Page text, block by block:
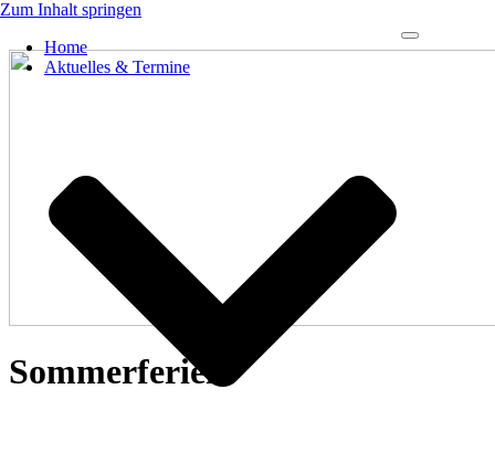
Zum Inhalt springen
Home
Aktuelles & Termine
Navigations-
Sommerferien